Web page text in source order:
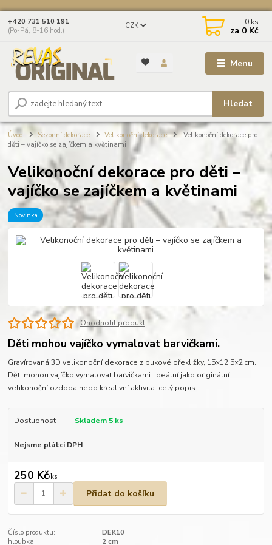
Menu
CZK
Hledat
+420 731 510 191
(Po-Pá, 8-16 hod.)
0 ks
za 0 Kč
Úvod Sezonní dekorace Velikonoční dekorace
Velikonoční dekorace pro
děti – vajíčko se zajíčkem a květinami
Velikonoční dekorace pro děti –
vajíčko se zajíčkem a květinami
Novinka
Ohodnotit produkt
Děti mohou vajíčko vymalovat barvičkami.
Gravírovaná 3D velikonoční dekorace z bukové překližky, 15×12,5×2 cm.
Děti mohou vajíčko vymalovat barvičkami. Ideální jako originální
velikonoční ozdoba nebo kreativní aktivita. celý popis
Dostupnost Skladem 5 ks
Nejsme plátci DPH
250 Kč/ks
Přidat do košíku
Číslo produktu:
DEK10
hloubka:
2 cm